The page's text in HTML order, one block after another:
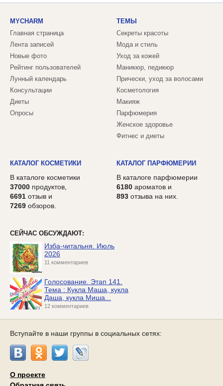
MYCHARM
Главная страница
Лента записей
Новые фото
Рейтинг пользователей
Лунный календарь
Консультации
Диеты
Опросы
ТЕМЫ
Секреты красоты
Мода и стиль
Уход за кожей
Маникюр, педикюр
Прически, уход за волосами
Косметология
Макияж
Парфюмерия
Женское здоровье
Фитнес и диеты
КАТАЛОГ КОСМЕТИКИ
В каталоге косметики
37000 продуктов,
6691 отзыв и
7269 обзоров.
КАТАЛОГ ПАРФЮМЕРИИ
В каталоге парфюмерии
6180 ароматов и
893 отзыва на них.
СЕЙЧАС ОБСУЖДАЮТ:
Изба-читальня. Июль
2026
11 комментариев
Голосование. Этап 141.
Тема : Кукла Маша, кукла
Даша, кукла Миша...
12 комментариев
Вступайте в наши группы в социальных сетях:
О проекте